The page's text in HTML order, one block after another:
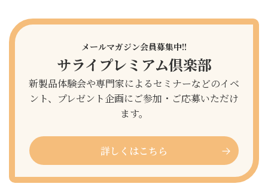
メールマガジン会員募集中!!
サライプレミアム倶楽部
新製品体験会や専門家によるセミナーなどのイベ
ント、プレゼント企画にご参加・ご応募いただけ
ます。
詳しくはこちら